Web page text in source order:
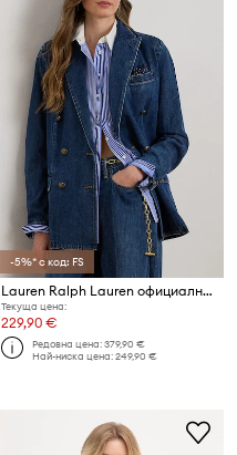
-5%* с код: FS
Lauren Ralph Lauren официално сако дамско от памук
Текуща цена:
229,90 €
Редовна цена:379,90 €
Най-ниска цена:249,90 €